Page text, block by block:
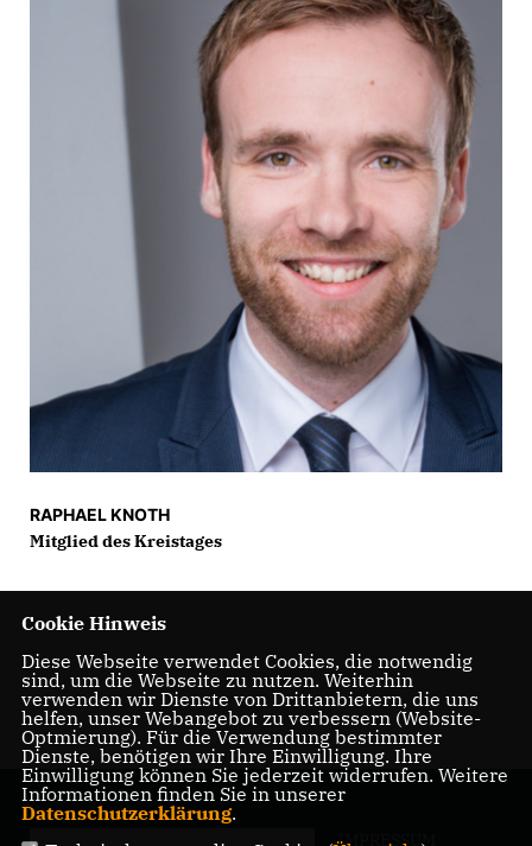
RAPHAEL KNOTH
Mitglied des Kreistages
IMPRESSUM
Cookie Hinweis
Diese Webseite verwendet Cookies, die notwendig
sind, um die Webseite zu nutzen. Weiterhin
verwenden wir Dienste von Drittanbietern, die uns
helfen, unser Webangebot zu verbessern (Website-
Optmierung). Für die Verwendung bestimmter
Dienste, benötigen wir Ihre Einwilligung. Ihre
Einwilligung können Sie jederzeit widerrufen. Weitere
Informationen finden Sie in unserer
Datenschutzerklärung.